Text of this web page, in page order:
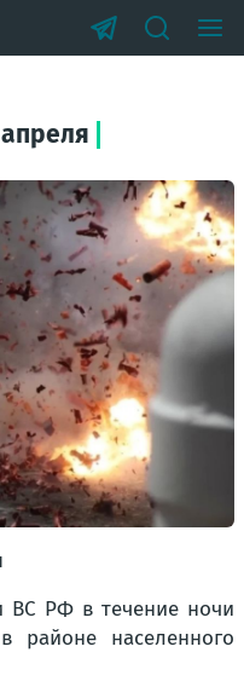
ВС РФ в течение ночи
районе населенного